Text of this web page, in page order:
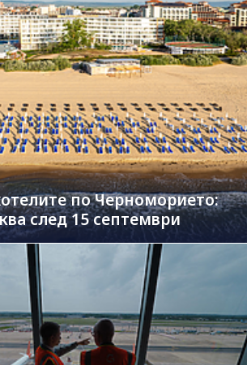
по Черноморието:
след 15 септември